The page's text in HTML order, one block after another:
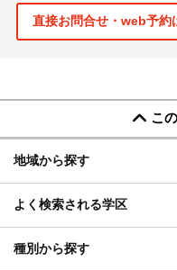
直接お問合せ・web予約
こ
地域から探す
よく検索される学区
種別から探す